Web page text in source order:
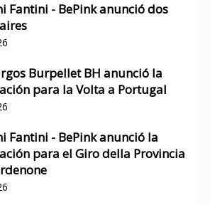
Fantini - BePink anunció dos
Burpellet BH anunció la
para la Volta a Portugal
Fantini - BePink anunció la
para el Giro della Provincia